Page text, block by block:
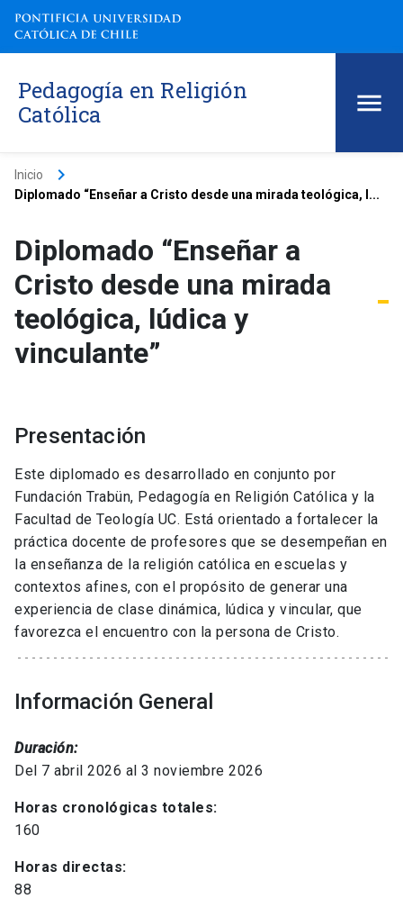
Pedagogía en Religión
Católica
Inicio keyboard_arrow_right
Diplomado “Enseñar a Cristo desde una mirada teológica, l...
Diplomado “Enseñar a
Cristo desde una mirada
teológica, lúdica y
vinculante”
Presentación
Este diplomado es desarrollado en conjunto por
Fundación Trabün, Pedagogía en Religión Católica y la
Facultad de Teología UC. Está orientado a fortalecer la
práctica docente de profesores que se desempeñan en
la enseñanza de la religión católica en escuelas y
contextos afines, con el propósito de generar una
experiencia de clase dinámica, lúdica y vincular, que
favorezca el encuentro con la persona de Cristo.
Información General
Duración:
Del 7 abril 2026 al 3 noviembre 2026
Horas cronológicas totales:
160
Horas directas:
88